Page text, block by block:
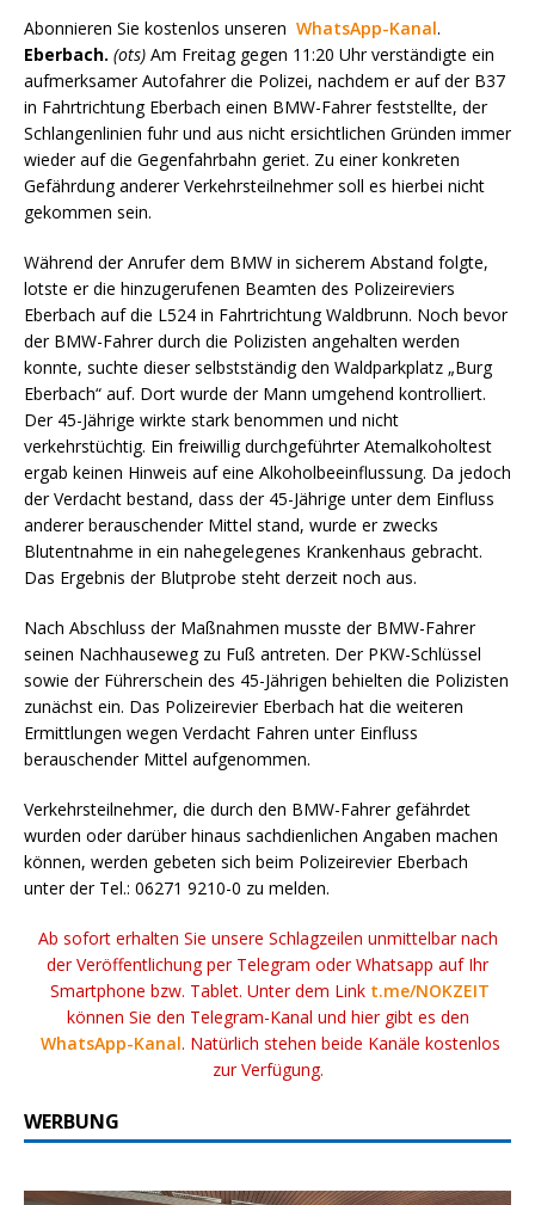
Abonnieren Sie kostenlos unseren WhatsApp-Kanal.
Eberbach. (ots) Am Freitag gegen 11:20 Uhr verständigte ein
aufmerksamer Autofahrer die Polizei, nachdem er auf der B37
in Fahrtrichtung Eberbach einen BMW-Fahrer feststellte, der
Schlangenlinien fuhr und aus nicht ersichtlichen Gründen immer
wieder auf die Gegenfahrbahn geriet. Zu einer konkreten
Gefährdung anderer Verkehrsteilnehmer soll es hierbei nicht
gekommen sein.
Während der Anrufer dem BMW in sicherem Abstand folgte,
lotste er die hinzugerufenen Beamten des Polizeireviers
Eberbach auf die L524 in Fahrtrichtung Waldbrunn. Noch bevor
der BMW-Fahrer durch die Polizisten angehalten werden
konnte, suchte dieser selbstständig den Waldparkplatz „Burg
Eberbach“ auf. Dort wurde der Mann umgehend kontrolliert.
Der 45-Jährige wirkte stark benommen und nicht
verkehrstüchtig. Ein freiwillig durchgeführter Atemalkoholtest
ergab keinen Hinweis auf eine Alkoholbeeinflussung. Da jedoch
der Verdacht bestand, dass der 45-Jährige unter dem Einfluss
anderer berauschender Mittel stand, wurde er zwecks
Blutentnahme in ein nahegelegenes Krankenhaus gebracht.
Das Ergebnis der Blutprobe steht derzeit noch aus.
Nach Abschluss der Maßnahmen musste der BMW-Fahrer
seinen Nachhauseweg zu Fuß antreten. Der PKW-Schlüssel
sowie der Führerschein des 45-Jährigen behielten die Polizisten
zunächst ein. Das Polizeirevier Eberbach hat die weiteren
Ermittlungen wegen Verdacht Fahren unter Einfluss
berauschender Mittel aufgenommen.
Verkehrsteilnehmer, die durch den BMW-Fahrer gefährdet
wurden oder darüber hinaus sachdienlichen Angaben machen
können, werden gebeten sich beim Polizeirevier Eberbach
unter der Tel.: 06271 9210-0 zu melden.
Ab sofort erhalten Sie unsere Schlagzeilen unmittelbar nach
der Veröffentlichung per Telegram oder Whatsapp auf Ihr
Smartphone bzw. Tablet. Unter dem Link t.me/NOKZEIT
können Sie den Telegram-Kanal und hier gibt es den
WhatsApp-Kanal. Natürlich stehen beide Kanäle kostenlos
zur Verfügung.
WERBUNG